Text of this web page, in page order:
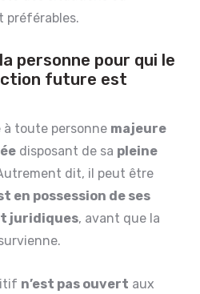
préférables.
personne pour qui le
future est
à toute personne majeure
disposant de sa pleine
dit, il peut être
en possession de ses
juridiques, avant que la
n’est pas ouvert aux